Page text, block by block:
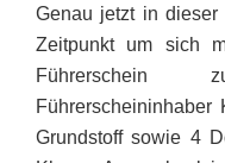
Genau jetzt in
Zeitpunkt um sich
Führerschein
Grundstoff sowie 4